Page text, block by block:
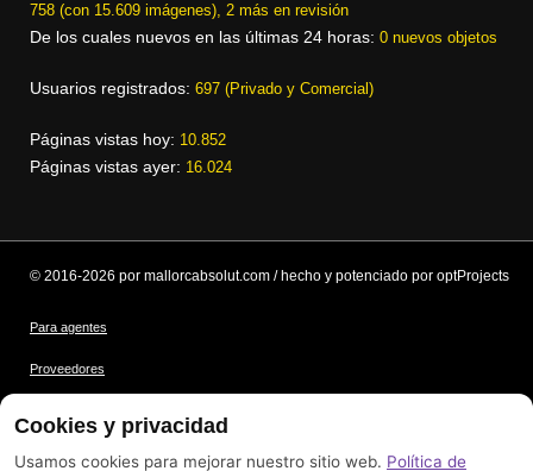
758 (con 15.609 imágenes), 2 más en revisión
De los cuales nuevos en las últimas 24 horas: 0 nuevos objetos
Usuarios registrados: 697 (Privado y Comercial)
Páginas vistas hoy: 10.852
Páginas vistas ayer: 16.024
© 2016-2026 por mallorcabsolut.com / hecho y potenciado por optProjects
Para agentes
Proveedores
Cookies y privacidad
Usamos cookies para mejorar nuestro sitio web. Política de